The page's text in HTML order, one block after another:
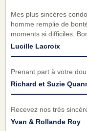
Mes plus sincères
homme remplie de
moments si difficiles.
Lucille Lacroix
Prenant part à votre
Richard et Suzie
Recevez nos très
Yvan & Rollande Roy